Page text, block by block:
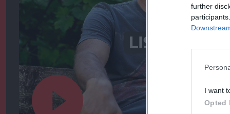
further
I want
Opted